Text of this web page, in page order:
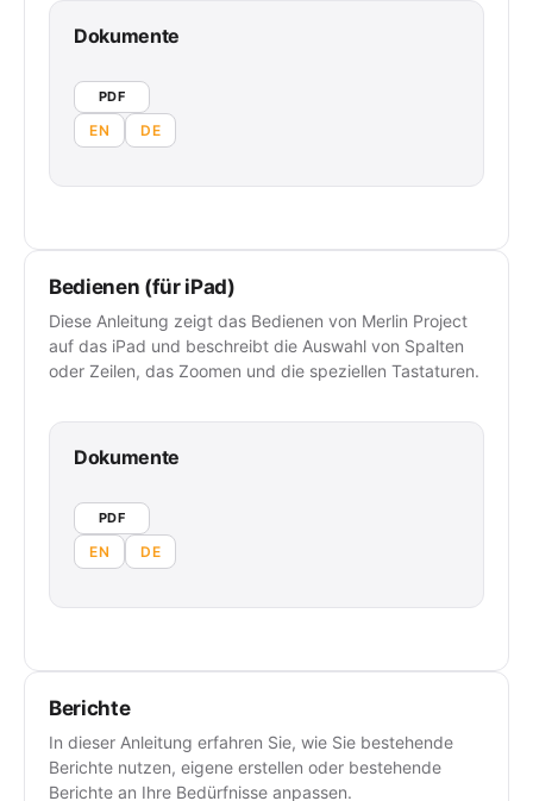
Dokumente
PDF
EN DE
Bedienen (für iPad)
Diese Anleitung zeigt das Bedienen von Merlin Project
auf das iPad und beschreibt die Auswahl von Spalten
oder Zeilen, das Zoomen und die speziellen Tastaturen.
Dokumente
PDF
EN DE
Berichte
In dieser Anleitung erfahren Sie, wie Sie bestehende
Berichte nutzen, eigene erstellen oder bestehende
Berichte an Ihre Bedürfnisse anpassen.